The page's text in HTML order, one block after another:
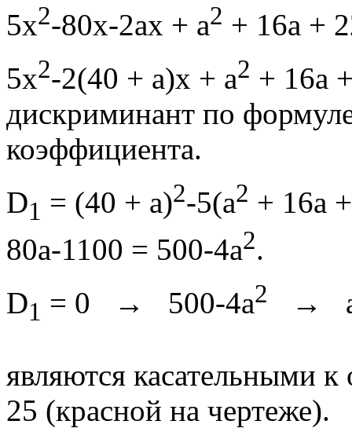
5x2-80x-2ax + a2 + 16a +
5x2-2(40 + a)x + a2 + 16a
дискриминант по
коэффициента.
D1 = (40 + a)2-5(a2 + 16a
80a-1100 = 500-4a2.
D1 = 0 → 500-4a2 →
являются касательными
25 (красной на чертеже).